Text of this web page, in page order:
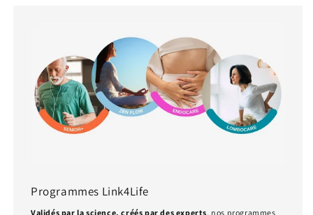
Programmes Link4Life
Validés par la science, créés par des experts, nos programmes